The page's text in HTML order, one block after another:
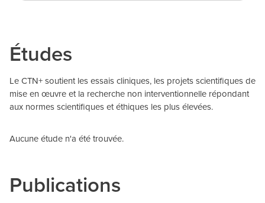
Études
Le CTN+ soutient les essais cliniques, les projets scientifiques de
mise en œuvre et la recherche non interventionnelle répondant
aux normes scientifiques et éthiques les plus élevées.
Aucune étude n'a été trouvée.
Publications